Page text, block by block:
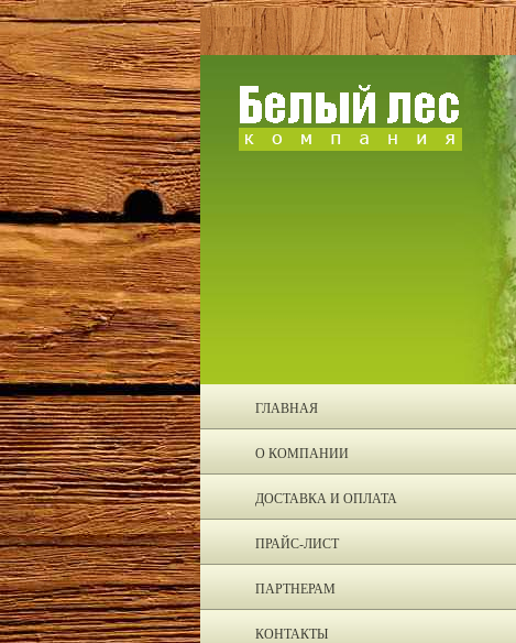
ГЛАВНАЯ
О КОМПАНИИ
ДОСТАВКА И ОПЛАТА
ПРАЙС-ЛИСТ
ПАРТНЕРАМ
КОНТАКТЫ